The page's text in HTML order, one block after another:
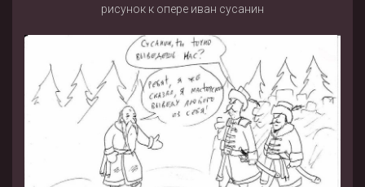
рисунок к опере иван сусанин